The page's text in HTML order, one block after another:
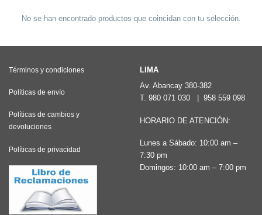
No se han encontrado productos que coincidan con tu selección.
Términos y condiciones
Políticas de envío
Políticas de cambios y
devoluciones
Políticas de privacidad
LIMA
Av. Abancay 380-382
T. 980 071 030 958 559 098
HORARIO DE ATENCIÓN:
Lunes a Sábado: 10:00 am –
7:30 pm
Domingos: 10:00 am – 7:00 pm